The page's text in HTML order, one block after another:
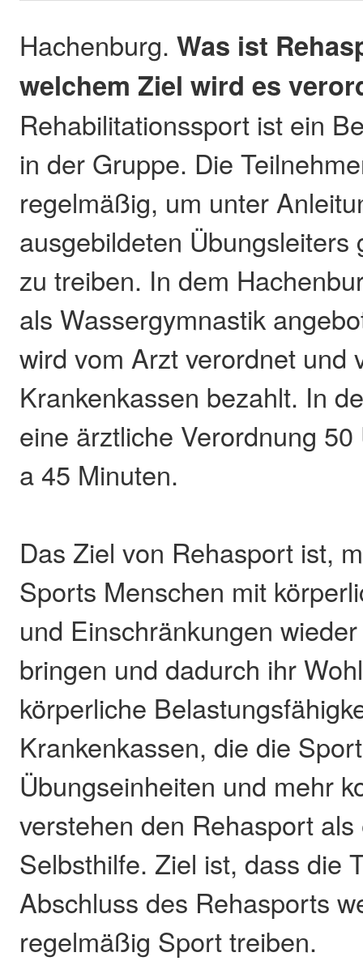
Hachenburg.Was ist
welchem Ziel wird es
Rehabilitationssport ist ein
in der Gruppe. Die
regelmäßig, um unter
ausgebildeten Übungsleiters
zu treiben. In dem
als Wassergymnastik
wird vom Arzt verordnet und
Krankenkassen bezahlt. In
eine ärztliche Verordnung
a 45 Minuten.
Das Ziel von Rehasport ist,
Sports Menschen mit
und Einschränkungen
bringen und dadurch ihr
körperliche
Krankenkassen, die die
Übungseinheiten und mehr
verstehen den Rehasport
Selbsthilfe. Ziel ist, dass die
Abschluss des Rehasports
regelmäßig Sport treiben.